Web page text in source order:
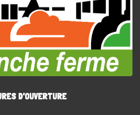
D'OUVERTURE